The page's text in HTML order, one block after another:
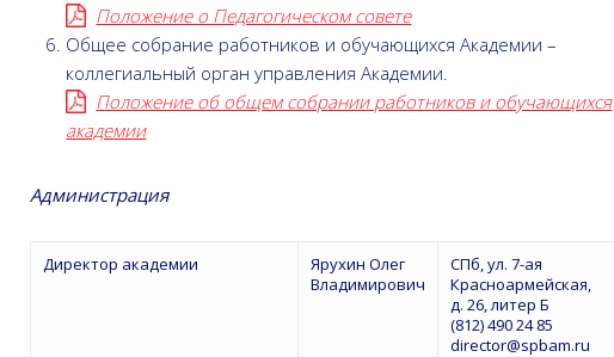
Положение о Педагогическом совете
Общее собрание работников и обучающихся Академии –
коллегиальный орган управления Академии.
Положение об общем собрании работников и обучающихся
академии
Администрация
Директор академии
Ярухин Олег
Владимирович
СПб, ул. 7-ая
Красноармейская,
д. 26, литер Б
(812) 490 24 85
director@spbam.ru